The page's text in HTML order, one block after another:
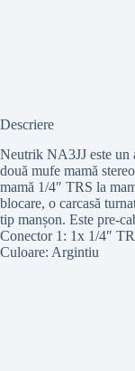
Descriere
Neutrik NA3JJ este un
două mufe mamă
mamă 1/4″ TRS la
blocare, o carcasă
tip manșon. Este pre-
Conector 1: 1x 1/4″
Culoare: Argintiu